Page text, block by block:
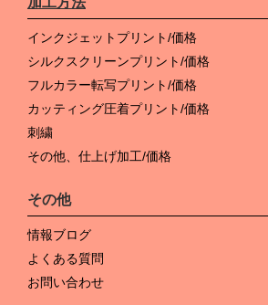
インクジェットプリント/価格
シルクスクリーンプリント/価格
フルカラー転写プリント/価格
カッティング圧着プリント/価格
刺繍
その他、仕上げ加工/価格
その他
情報ブログ
よくある質問
お問い合わせ